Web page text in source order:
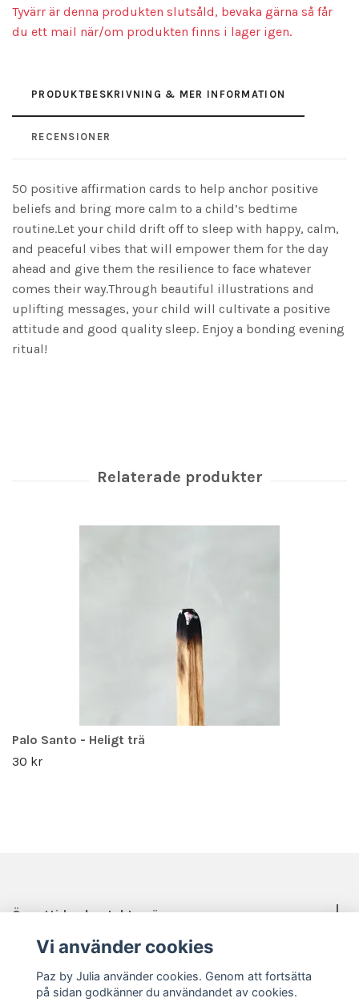
Tyvärr är denna produkten slutsåld, bevaka gärna så får
du ett mail när/om produkten finns i lager igen.
PRODUKTBESKRIVNING & MER INFORMATION
RECENSIONER
50 positive affirmation cards to help anchor positive
beliefs and bring more calm to a child’s bedtime
routine.Let your child drift off to sleep with happy, calm,
and peaceful vibes that will empower them for the day
ahead and give them the resilience to face whatever
comes their way.Through beautiful illustrations and
uplifting messages, your child will cultivate a positive
attitude and good quality sleep. Enjoy a bonding evening
ritual!
Palo Santo - Heligt trä
30 kr
Öppettider, kontakt, mässor mm.
Vi använder cookies
Paz by Julia använder cookies. Genom att fortsätta
på sidan godkänner du användandet av cookies.